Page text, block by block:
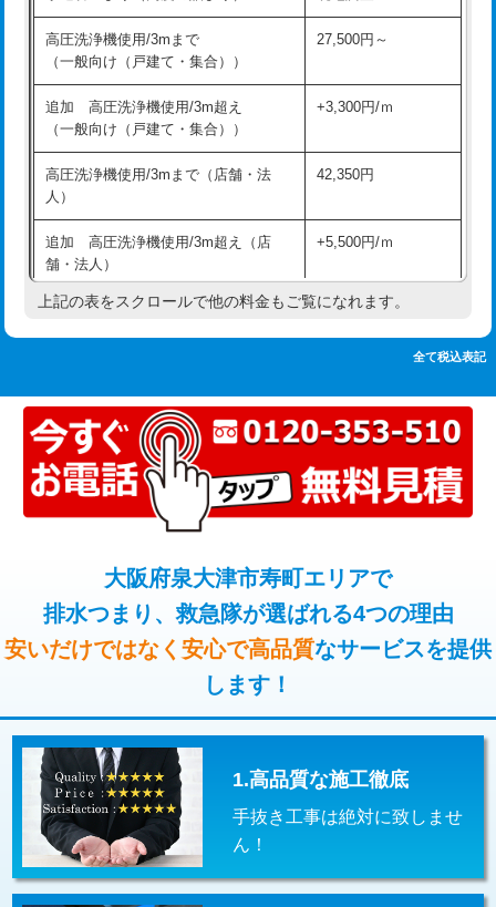
追加人工 16,500円
廃棄・処分 現場見積
※給水管工事は20mmまでの価格です。
持込商品取付（混合水栓）
持込商品取付（浄水器・分岐水栓） 16,500円
業）
排水管工事（追加 排水管工事/3ｍ超
え）
マス交換（土の掘削・埋め戻し作業） 11,000円~
マス交換（深さ50㎝以上） 66,000円
コンクリート斫り（厚さ10㎝まで） 27,500円
コンクリート斫り（厚さ10㎝超え） 38,500円
モルタル補修（厚さ10㎝まで） 27,500円
モルタル補修（厚さ10㎝超え） 38,500円
追加人工 16,500円
高圧洗浄機使用/3mまで
（一般向け（戸建て・集合））
27,500円～
追加 高圧洗浄機使用/3m超え
（一般向け（戸建て・集合））
+3,300円/ｍ
高圧洗浄機使用/3mまで（店舗・法
人）
42,350円
追加 高圧洗浄機使用/3m超え（店
舗・法人）
+5,500円/ｍ
高度高圧洗浄換 現地調査
トーラー機使用/3mまで 33,000円
追加トーラー機使用/3m超え +3,300円
カメラ調査 33,000円
止水・漏水調査・防水処理・清掃・修
理・調整・分解・加工など（軽作業）
11,000円
止水・漏水調査・防水処理・清掃・修
理・調整・分解・加工など（中作業）
22,000円
止水・漏水調査・防水処理・清掃・修
理・調整・分解・加工など（重作業）
33,000円
その他部品の脱着 8,800円～
交換・取付（タンク） 22,000円+材料費
交換・取付(単水栓（壁付・デッキ
式）)
13,200円+材料費
上記の表をスクロールで他の料金もご覧になれます。
全て税込表記
大阪府泉大津市寿町エリアで
排水つまり、救急隊が選ばれる4つの理由
安いだけではなく安心で高品質なサービスを提供
します！
1.高品質な施工徹底
手抜き工事は絶対に致しませ
ん！